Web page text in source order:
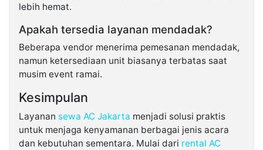
lebih hemat.
Apakah tersedia layanan mendadak?
Beberapa vendor menerima pemesanan mendadak,
namun ketersediaan unit biasanya terbatas saat
musim event ramai.
Kesimpulan
Layanan sewa AC Jakarta menjadi solusi praktis
untuk menjaga kenyamanan berbagai jenis acara
dan kebutuhan sementara. Mulai dari rental AC